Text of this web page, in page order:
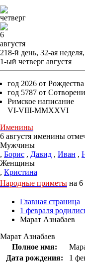
четверг
6
августя
218-й день, 32-ая неделя,
1-ый четверг августя
год 2026 от
год 5787 от
Римское написание
VI-VIII-MMXXVI
Именины
6 августя именины
Мужчины
, Борис , Давид , Иван ,
Женщины
, Кристина
Народные приметы на 6
Главная страница
1 февраля
Марат Азнабаев
Марат Азнабаев
Полное имя:
Дата рождения:
1